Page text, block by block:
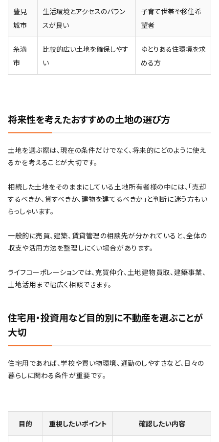
豊見
城市
生活環境とアクセスのバラン
スが良い
子育て世帯や移住希
望者
糸満
市
比較的広い土地を確保しやす
い
ゆとりある住環境を求
める方
将来性を考えたおすすめの土地の選び方
土地を選ぶ際は、現在の条件だけでなく、将来的にどのように使え
るかを考えることが大切です。
相続した土地をそのままにしている土地所有者様の中には、「売却
するべきか、貸すべきか、建物を建てるべきか」と判断に迷う方もい
らっしゃいます。
一般的に売買、建築、賃貸管理の相談先が分かれていると、全体の
収支や活用方法を整理しにくい場合があります。
ライフコーポレーションでは、売買仲介、土地建物買取、建築事業、
土地活用まで幅広く相談できます。
住宅用・投資用など目的別に不動産を選ぶことが
大切
住宅用であれば、学校や買い物環境、通勤のしやすさなど、日々の
暮らしに関わる条件が重要です。
目的 重視したいポイント 確認したい内容